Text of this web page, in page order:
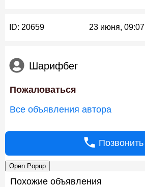
ID: 20659 23 июня, 09:07
Шарифбег
Пожаловаться
Все объявления автора
Позвонить
Open Popup
Похожие объявления